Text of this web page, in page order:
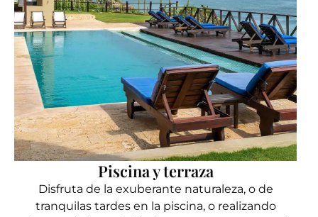
Piscina y terraza
Disfruta de la exuberante naturaleza, o de
tranquilas tardes en la piscina, o realizando